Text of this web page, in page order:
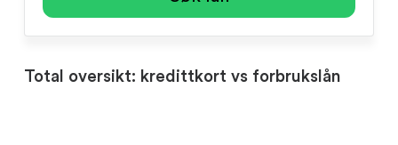
Total oversikt: kredittkort vs forbrukslån